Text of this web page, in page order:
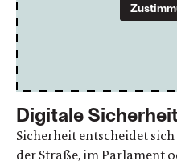
Digitale
Sicherheit entscheidet
der Straße, im Parlament